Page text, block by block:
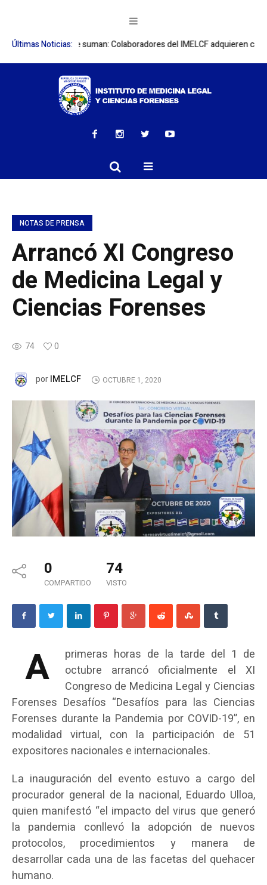
Últimas Noticias:
que suman: Colaboradores del IMELCF adquieren canasta
NOTAS DE PRENSA
Arrancó XI Congreso
de Medicina Legal y
Ciencias Forenses
74 0
porIMELCF OCTUBRE 1, 2020
0
COMPARTIDO
74
VISTO
A
primeras horas de la tarde del 1 de
octubre arrancó oficialmente el XI
Congreso de Medicina Legal y Ciencias
Forenses Desafíos “Desafíos para las Ciencias
Forenses durante la Pandemia por COVID-19”, en
modalidad virtual, con la participación de 51
expositores nacionales e internacionales.
La inauguración del evento estuvo a cargo del
procurador general de la nacional, Eduardo Ulloa,
quien manifestó “el impacto del virus que generó
la pandemia conllevó la adopción de nuevos
protocolos, procedimientos y manera de
desarrollar cada una de las facetas del quehacer
humano.